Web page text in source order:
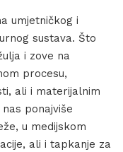
umjetničkog i
sustava. Što
i zove na
procesu,
ali i materijalnim
ponajviše
u medijskom
ali i tapkanje za